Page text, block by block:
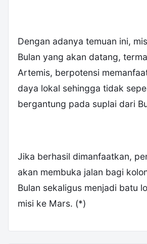
‎Dengan adanya temuan ini,
Bulan yang akan datang,
Artemis, berpotensi
daya lokal sehingga tidak
bergantung pada suplai dari
‎Jika berhasil dimanfaatkan,
akan membuka jalan bagi
Bulan sekaligus menjadi batu
misi ke Mars. (*)